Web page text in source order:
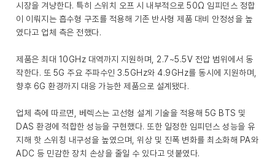
시장을 겨냥한다. 특히 스위치 오프 시 내부적으로 50Ω 임피던스 정합
이 이뤄지는 흡수형 구조를 적용해 기존 반사형 제품 대비 안정성을 높
였다고 업체 측은 전했다.
제품은 최대 10GHz 대역까지 지원하며, 2.7~5.5V 전압 범위에서 동
작한다. 또 5G 주요 주파수인 3.5GHz와 4.9GHz를 동시에 지원하며,
향후 6G 환경까지 대응 가능한 제품으로 설계됐다.
업체 측에 따르면, 베렉스는 고선형 설계 기술을 적용해 5G BTS 및
DAS 환경에 적합한 성능을 구현했다. 또한 일정한 임피던스 성능을 유
지해 핫 스위칭 내구성을 높였으며, 위상 및 진폭 변화를 최소화해 PA와
ADC 등 민감한 장치 손상을 줄일 수 있다고 덧붙였다.